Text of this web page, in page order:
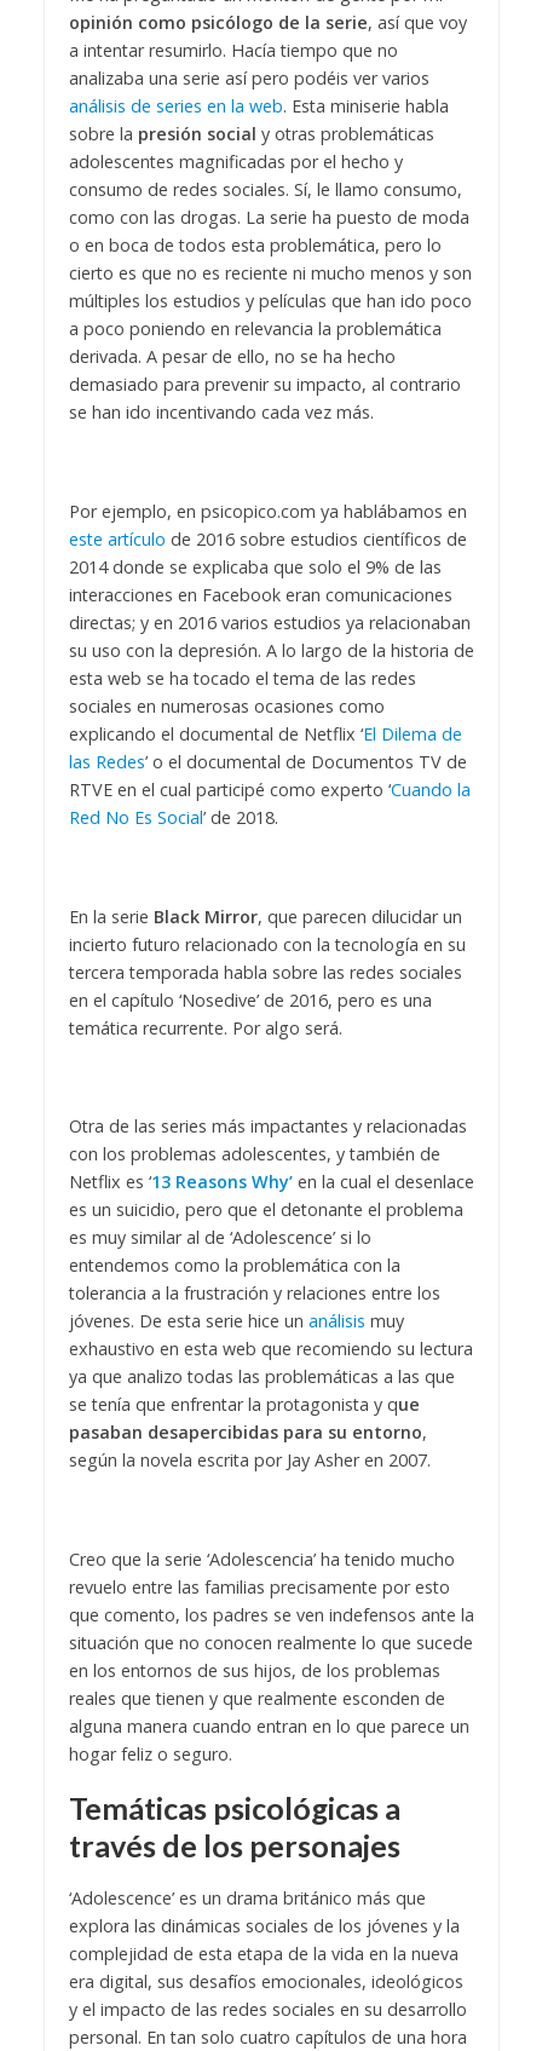
opinión como psicólogo de la serie, así que voy
a intentar resumirlo. Hacía tiempo que no
analizaba una serie así pero podéis ver varios
análisis de series en la web. Esta miniserie habla
sobre la presión social y otras problemáticas
adolescentes magnificadas por el hecho y
consumo de redes sociales. Sí, le llamo consumo,
como con las drogas. La serie ha puesto de moda
o en boca de todos esta problemática, pero lo
cierto es que no es reciente ni mucho menos y son
múltiples los estudios y películas que han ido poco
a poco poniendo en relevancia la problemática
derivada. A pesar de ello, no se ha hecho
demasiado para prevenir su impacto, al contrario
se han ido incentivando cada vez más.
Por ejemplo, en psicopico.com ya hablábamos en
este artículo de 2016 sobre estudios científicos de
2014 donde se explicaba que solo el 9% de las
interacciones en Facebook eran comunicaciones
directas; y en 2016 varios estudios ya relacionaban
su uso con la depresión. A lo largo de la historia de
esta web se ha tocado el tema de las redes
sociales en numerosas ocasiones como
explicando el documental de Netflix ‘El Dilema de
las Redes’ o el documental de Documentos TV de
RTVE en el cual participé como experto ‘Cuando la
Red No Es Social’ de 2018.
En la serie Black Mirror, que parecen dilucidar un
incierto futuro relacionado con la tecnología en su
tercera temporada habla sobre las redes sociales
en el capítulo ‘Nosedive’ de 2016, pero es una
temática recurrente. Por algo será.
Otra de las series más impactantes y relacionadas
con los problemas adolescentes, y también de
Netflix es ‘13 Reasons Why’en la cual el desenlace
es un suicidio, pero que el detonante el problema
es muy similar al de ‘Adolescence’ si lo
entendemos como la problemática con la
tolerancia a la frustración y relaciones entre los
jóvenes. De esta serie hice un análisis muy
exhaustivo en esta web que recomiendo su lectura
ya que analizo todas las problemáticas a las que
se tenía que enfrentar la protagonista y que
pasaban desapercibidas para su entorno,
según la novela escrita por Jay Asher en 2007.
Creo que la serie ‘Adolescencia’ ha tenido mucho
revuelo entre las familias precisamente por esto
que comento, los padres se ven indefensos ante la
situación que no conocen realmente lo que sucede
en los entornos de sus hijos, de los problemas
reales que tienen y que realmente esconden de
alguna manera cuando entran en lo que parece un
hogar feliz o seguro.
Temáticas psicológicas a
través de los personajes
‘Adolescence’ es un drama británico más que
explora las dinámicas sociales de los jóvenes y la
complejidad de esta etapa de la vida en la nueva
era digital, sus desafíos emocionales, ideológicos
y el impacto de las redes sociales en su desarrollo
personal. En tan solo cuatro capítulos de una hora